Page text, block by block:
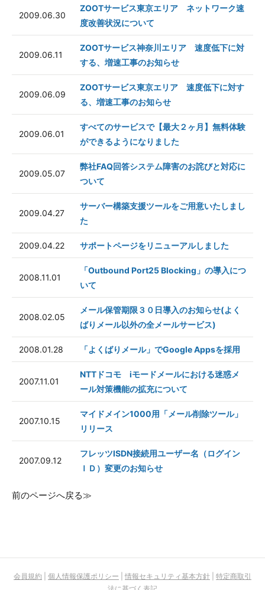
2009.06.30
ZOOTサービス東京エリア ネットワーク速
度改善状況について
2009.06.11
ZOOTサービス神奈川エリア 速度低下に対
する、増速工事のお知らせ
2009.06.09
ZOOTサービス東京エリア 速度低下に対す
る、増速工事のお知らせ
2009.06.01
すべてのサービスで【最大２ヶ月】無料体験
ができるようになりました
2009.05.07
弊社FAQ回答システム障害のお詫びと対応に
ついて
2009.04.27
サーバー構築支援ツールをご用意いたしまし
た
2009.04.22 サポートページをリニューアルしました
2008.11.01
「Outbound Port25 Blocking」の導入につ
いて
2008.02.05
メール保管期限３０日導入のお知らせ(よく
ばりメール以外の全メールサービス)
2008.01.28 「よくばりメール」でGoogle Appsを採用
2007.11.01
NTTドコモ iモードメールにおける迷惑メ
ール対策機能の拡充について
2007.10.15
マイドメイン1000用「メール削除ツール」
リリース
2007.09.12
フレッツISDN接続用ユーザー名（ログイン
ＩＤ）変更のお知らせ
前のページへ戻る≫
会員規約 個人情報保護ポリシー 情報セキュリティ基本方針
特定商取引